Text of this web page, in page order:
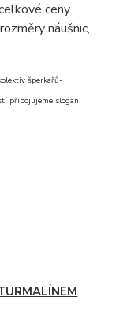
ceny.
náušnic,
šperkařů-
připojujeme slogan